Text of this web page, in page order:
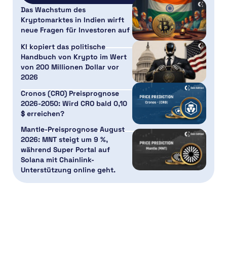
Das Wachstum des
Kryptomarktes in Indien wirft
neue Fragen für Investoren auf
KI kopiert das politische
Handbuch von Krypto im Wert
von 200 Millionen Dollar vor
2026
Cronos (CRO) Preisprognose
2026-2050: Wird CRO bald 0,10
$ erreichen?
Mantle-Preisprognose August
2026: MNT steigt um 9 %,
während Super Portal auf
Solana mit Chainlink-
Unterstützung online geht.